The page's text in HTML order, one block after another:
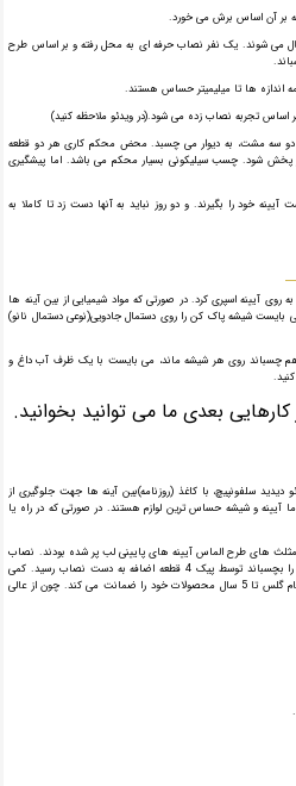
می شوند. یک نفر نصاب حرفه ای به محل رفته و بر اساس طرح
اندازه ها تا میلیمیتر حساس هستند.
اساس تجربه نصاب زده می شود.(در ویدئو ملاحظه کنید)
مشت، به دیوار می چسبد. محض محکم کاری هر دو قطعه
پخش شود. چسب سیلیکونی بسیار محکم می باشد. اما پیشگیری
را بگیرند. و دو روز نباید به آنها دست زد تا کاملا به
روی آیینه اسپری کرد. در صورتی که مواد شیمیایی از بین آینه ها
شیشه پاک کن را روی دستمال جادویی(نوعی دستمال نانو)
چسباند روی هر شیشه ماند، می بایست با یک ظرف آب داغ و
بعدی ما می توانید بخوانید.
سلفونپیچ، با کاغذ (روزنامه)بین آینه ها جهت جلوگیری از
و شیشه حساس ترین لوازم هستند. در صورتی که در راه یا
های طرح الماس آیینه های پایینی لب پر شده بودند. نصاب
محترم با کارخانه تماس گرفت، و تا باقی بخش ها را بچسباند توسط پیک 4 قطعه اضافه به دست نصاب رسید. کمی
طول کشید، ولی هزینه مازادی نداشت. پشتیبانی مهجام گلس تا 5 سال محصولات خود را ضمانت می کند. چون از عالی